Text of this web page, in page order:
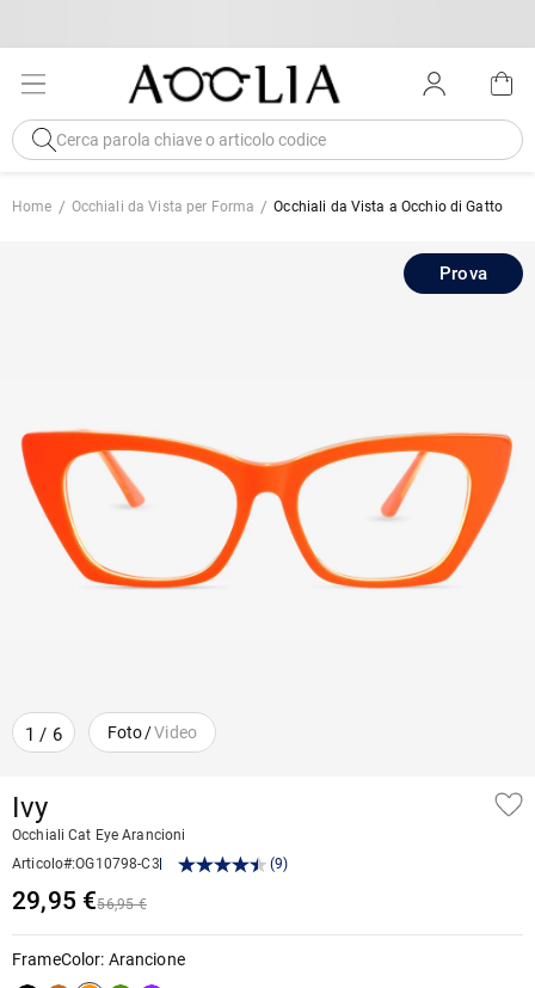
Home Occhiali da Vista per Forma Occhiali da Vista a Occhio di Gatto
1 / 6 Foto/Video
Prova
Ivy
Occhiali Cat Eye Arancioni
Articolo#:OG10798-C3 (9)
29,95 €56,95 €
FrameColor: Arancione